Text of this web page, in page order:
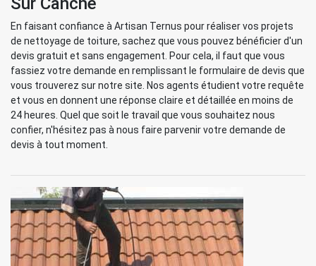
En faisant confiance à Artisan Ternus pour réaliser vos projets
de nettoyage de toiture, sachez que vous pouvez bénéficier d'un
devis gratuit et sans engagement. Pour cela, il faut que vous
fassiez votre demande en remplissant le formulaire de devis que
vous trouverez sur notre site. Nos agents étudient votre requête
et vous en donnent une réponse claire et détaillée en moins de
24 heures. Quel que soit le travail que vous souhaitez nous
confier, n'hésitez pas à nous faire parvenir votre demande de
devis à tout moment.